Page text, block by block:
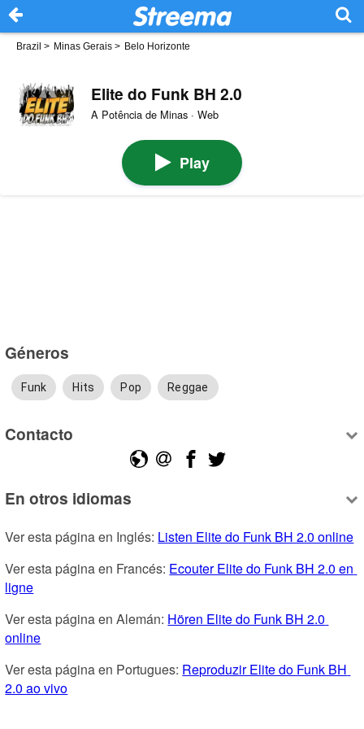
Brazil > Minas Gerais > Belo Horizonte
Elite do Funk BH 2.0
A Potência de Minas · Web
Play
Géneros
Funk Hits Pop Reggae
Contacto
En otros idiomas
Ver esta página en Inglés: Listen Elite do Funk BH 2.0 online
Ver esta página en Francés: Ecouter Elite do Funk BH 2.0 en
ligne
Ver esta página en Alemán: Hören Elite do Funk BH 2.0
online
Ver esta página en Portugues: Reproduzir Elite do Funk BH
2.0 ao vivo